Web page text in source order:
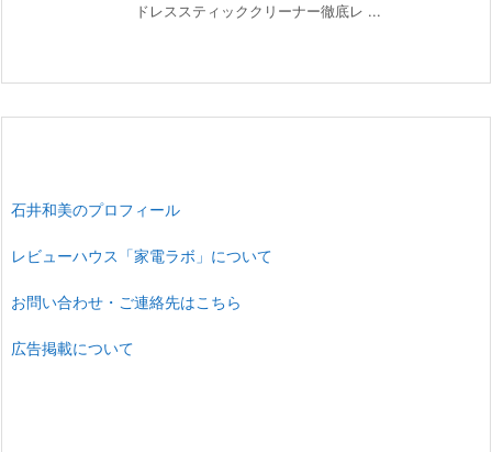
ドレススティッククリーナー徹底レ ...
石井和美のプロフィール
レビューハウス「家電ラボ」について
お問い合わせ・ご連絡先はこちら
広告掲載について